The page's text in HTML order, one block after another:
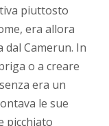
piuttosto
era allora
dal Camerun. In
o a creare
era un
le sue
picchiato